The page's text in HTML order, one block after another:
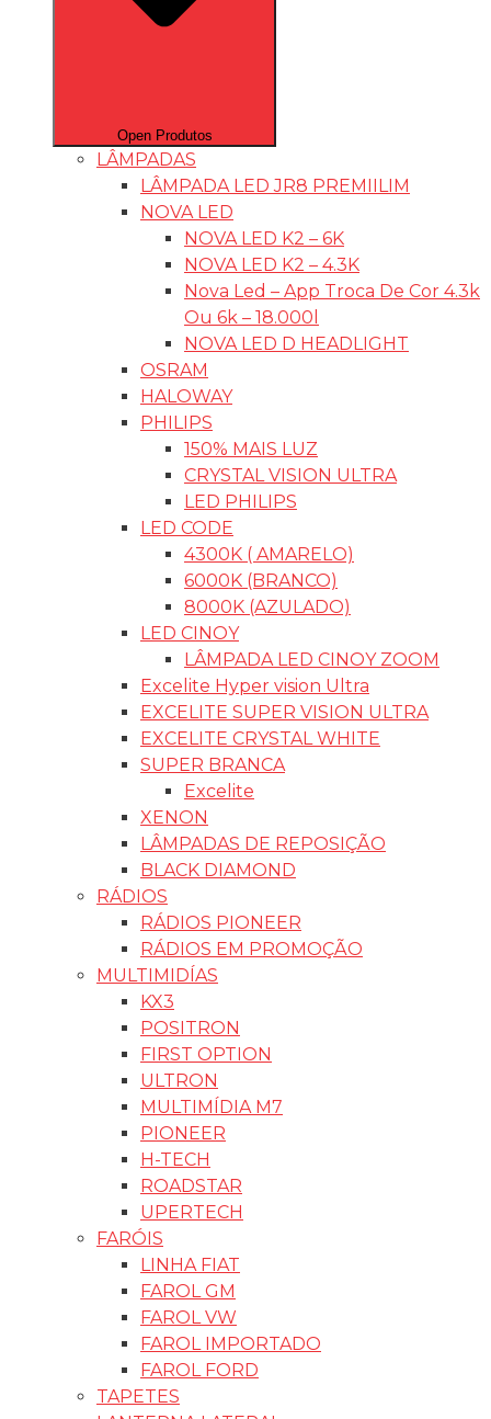
Open Produtos
LÂMPADAS
LÂMPADA LED JR8 PREMIILIM
NOVA LED
NOVA LED K2 – 6K
NOVA LED K2 – 4.3K
Nova Led – App Troca De Cor 4.3k
Ou 6k – 18.000l
NOVA LED D HEADLIGHT
OSRAM
HALOWAY
PHILIPS
150% MAIS LUZ
CRYSTAL VISION ULTRA
LED PHILIPS
LED CODE
4300K ( AMARELO)
6000K (BRANCO)
8000K (AZULADO)
LED CINOY
LÂMPADA LED CINOY ZOOM
Excelite Hyper vision Ultra
EXCELITE SUPER VISION ULTRA
EXCELITE CRYSTAL WHITE
SUPER BRANCA
Excelite
XENON
LÂMPADAS DE REPOSIÇÃO
BLACK DIAMOND
RÁDIOS
RÁDIOS PIONEER
RÁDIOS EM PROMOÇÃO
MULTIMIDÍAS
KX3
POSITRON
FIRST OPTION
ULTRON
MULTIMÍDIA M7
PIONEER
H-TECH
ROADSTAR
UPERTECH
FARÓIS
LINHA FIAT
FAROL GM
FAROL VW
FAROL IMPORTADO
FAROL FORD
TAPETES